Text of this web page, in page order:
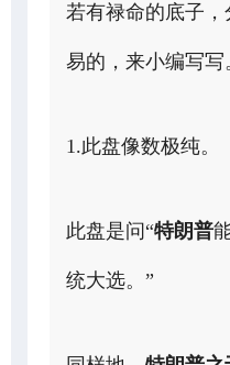
若有禄命的底子
易的，来小编写写
1.此盘像数极纯。
此盘是问“特朗普
统大选。”